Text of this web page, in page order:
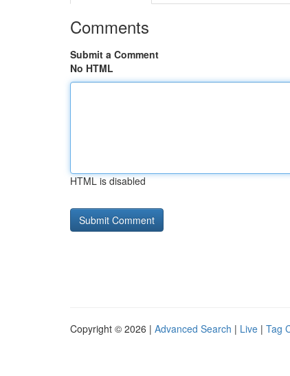
Comments
Submit a Comment
No HTML
HTML is disabled
Copyright © 2026 | Advanced Search | Live | Tag